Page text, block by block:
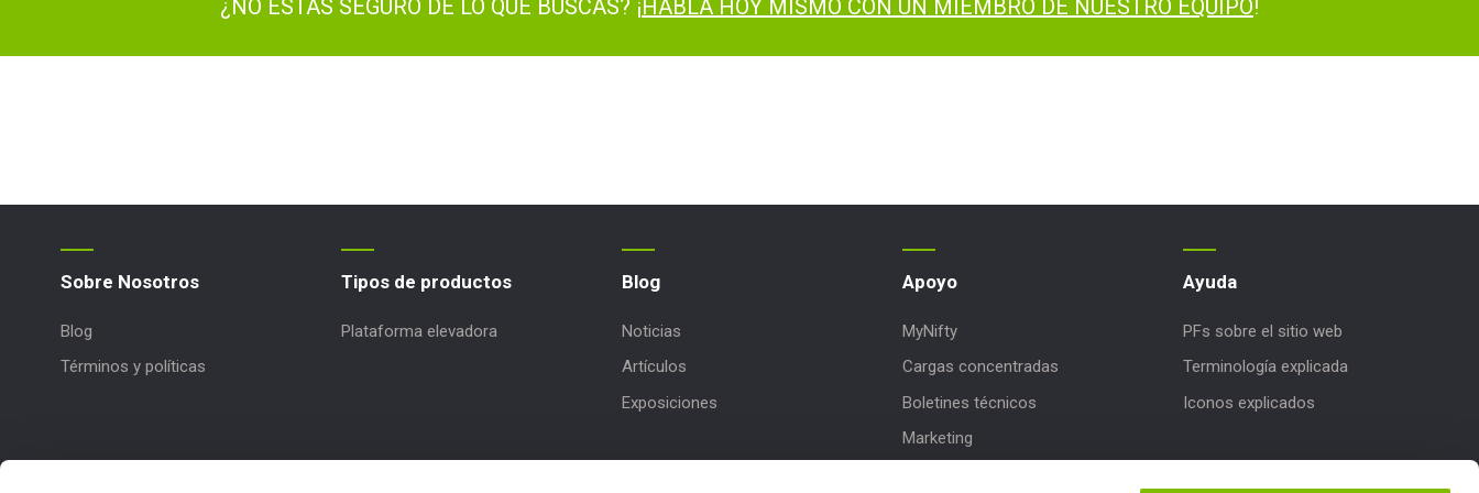
¿NO ESTÁS SEGURO DE LO QUE BUSCAS? ¡HABLA HOY MISMO CON UN MIEMBRO DE NUESTRO EQUIPO!
Sobre Nosotros
Blog
Términos y políticas
Tipos de productos
Plataforma elevadora
Blog
Noticias
Artículos
Exposiciones
Apoyo
MyNifty
Cargas concentradas
Boletines técnicos
Marketing
Ayuda
PFs sobre el sitio web
Terminología explicada
Iconos explicados